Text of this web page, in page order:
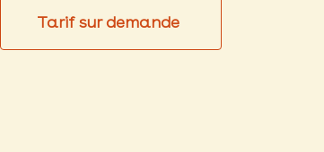
Tarif sur demande